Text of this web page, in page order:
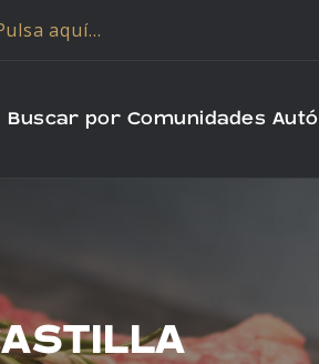
aquí…
Buscar por Comunidades